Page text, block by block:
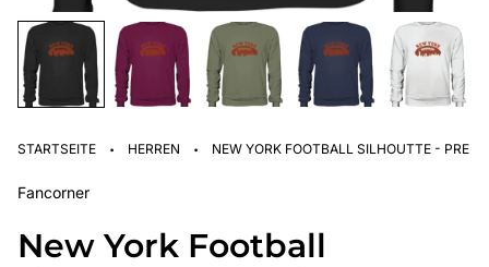
STARTSEITE · HERREN · NEW YORK FOOTBALL SILHOUTTE -
Fancorner
New York Football